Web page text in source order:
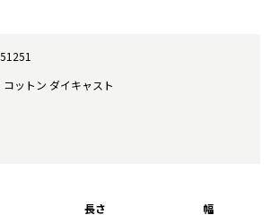
コットン ダイキャスト
長さ 幅